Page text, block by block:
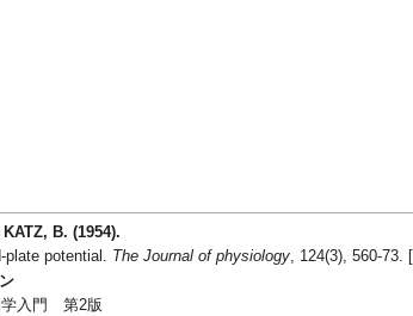
B. (1954).
plate potential. The Journal of physiology, 124(3), 560-73. [
学入門 第2版